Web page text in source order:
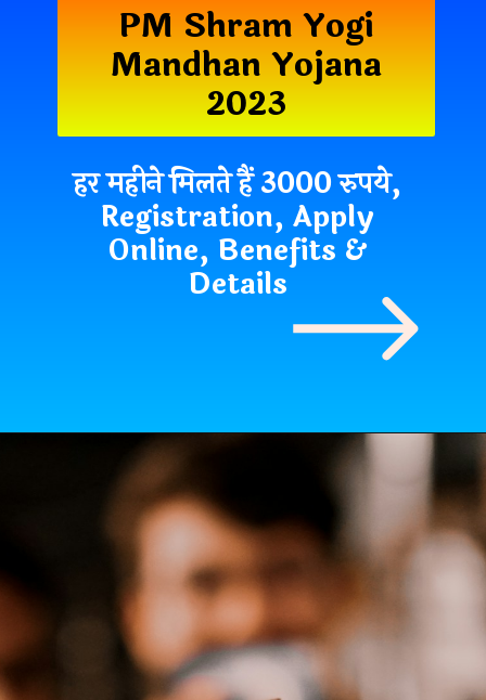
PM Shram Yogi
Mandhan Yojana
2023
हर महीने मिलते हैं 3000 रुपये,
Registration, Apply
Online, Benefits &
Details
हर महीने मिलते हैं 3000
रुपये